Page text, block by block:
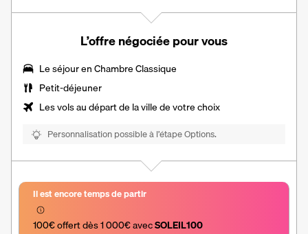
L’offre négociée pour vous
Le séjour enChambre Classique
Petit-déjeuner
Les vols au départ de la ville de votre choix
Personnalisation possible à l’étape Options.
Il est encore temps de partir
100€ offert dès 1 000€ avec SOLEIL100